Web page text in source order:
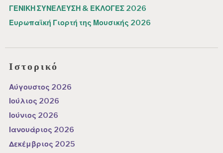
ΓΕΝΙΚΗ ΣΥΝΕΛΕΥΣΗ & ΕΚΛΟΓΕΣ 2026
Ευρωπαϊκή Γιορτή της Μουσικής 2026
Ιστορικό
Αύγουστος 2026
Ιούλιος 2026
Ιούνιος 2026
Ιανουάριος 2026
Δεκέμβριος 2025